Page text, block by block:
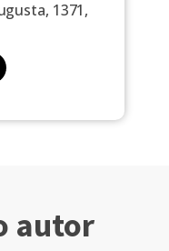
1371,
autor